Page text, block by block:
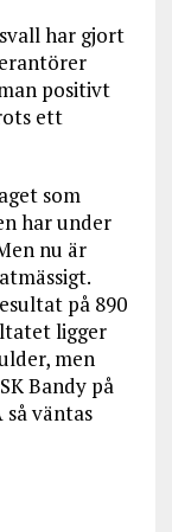
har gjort
positivt
ett
som
har under
nu är
på 890
ligger
men
Bandy på
väntas